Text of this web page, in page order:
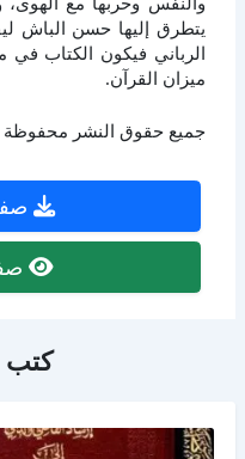
يتطرق إليها حسن الباش
الرباني فيكون الكتاب
ميزان القرآن.
جميع حقوق النشر محفوظة
كتب